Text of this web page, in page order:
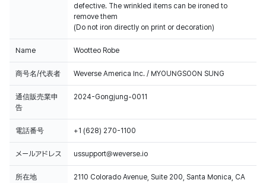
defective. The wrinkled items can be ironed to
remove them
(Do not iron directly on print or decoration)
Name Wootteo Robe
商号名/代表者 Weverse America Inc. / MYOUNGSOON SUNG
通信販売業申
告
2024-Gongjung-0011
電話番号 +1 (628) 270-1100
メールアドレス ussupport@weverse.io
所在地
2110 Colorado Avenue, Suite 200, Santa Monica, CA